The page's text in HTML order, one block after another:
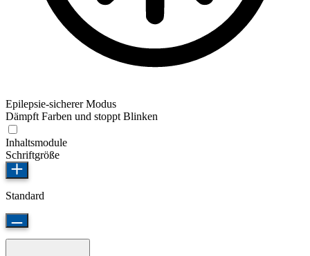
Epilepsie-sicherer Modus
Dämpft Farben und stoppt Blinken
Inhaltsmodule
Schriftgröße
Standard